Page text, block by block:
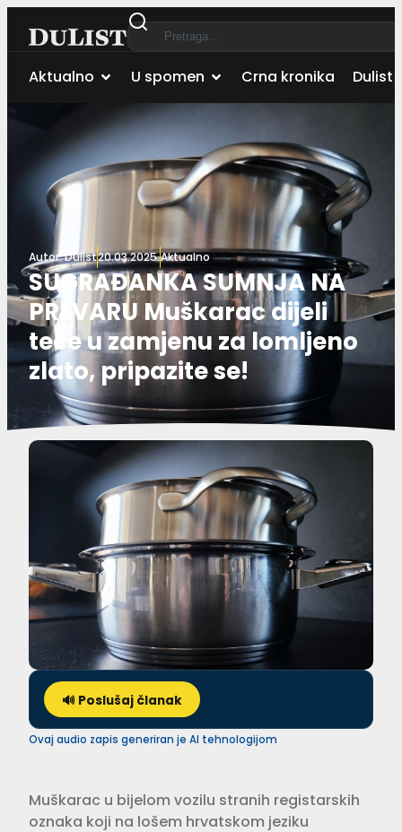
Aktualno U spomen Crna kronika Dulist
Autor:Dulist20.03.2025.Aktualno
SUGRAĐANKA SUMNJA NA
PREVARU Muškarac dijeli
teće u zamjenu za lomljeno
zlato, pripazite se!
🔊 Poslušaj članak
Ovaj audio zapis generiran je AI tehnologijom
Muškarac u bijelom vozilu stranih registarskih
oznaka koji na lošem hrvatskom jeziku